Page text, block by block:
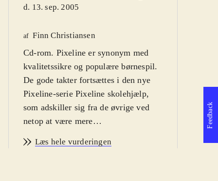
d. 13. sep. 2005
af Finn Christiansen
Cd-rom. Pixeline er synonym med
kvalitetssikre og populære børnespil.
De gode takter fortsættes i den nye
Pixeline-serie Pixeline skolehjælp,
som adskiller sig fra de øvrige ved
netop at være mere
spil byder på danskundervisning, på
Læs hele vurderingen
Feedback